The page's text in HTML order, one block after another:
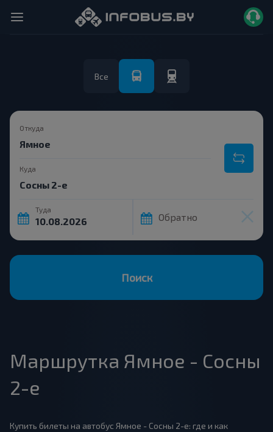
Все
Откуда
Куда
Туда
Обратно
Поиск
Маршрутка Ямное - Сосны
2-е
Купить билеты на автобус Ямное - Сосны 2-е: где и как